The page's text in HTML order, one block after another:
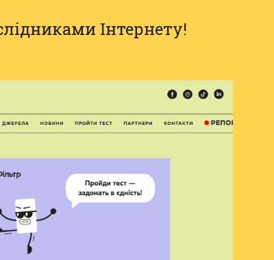
Інтернету!